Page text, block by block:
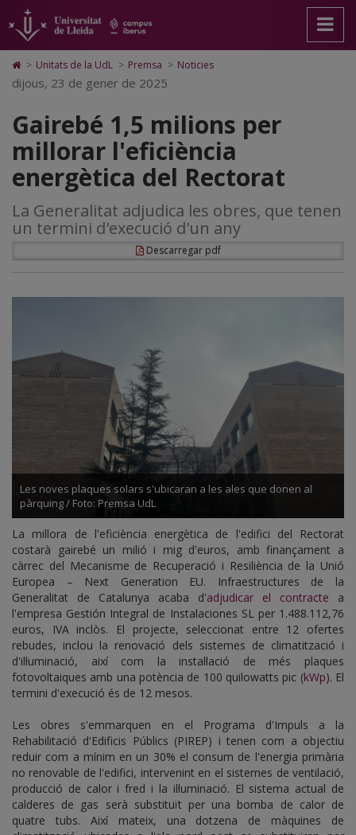
Gairebé
1,5
milions
per
millorar
l'eficiència
energètica
del
Rectorat
pàgina
principal.
Universitat
Lleida
contingut
principal
Mapa
Web.
Universitat
Cerca
Accessibilitat.
Universitat
Lleida
Icono
de
Home
ir
a
la
página
de
inicio
> Unitats de la UdL > Premsa > Noticies
dijous, 23 de gener de 2025
Gairebé 1,5 milions per
millorar l'eficiència
energètica del Rectorat
La Generalitat adjudica les obres, que tenen
un termini d'execució d'un any
Descarregar pdf
Les noves plaques solars s'ubicaran a les ales que donen al
pàrquing / Foto: Premsa UdL
La millora de l'eficiència energètica de l'edifici del Rectorat
costarà gairebé un milió i mig d'euros, amb finançament a
càrrec del Mecanisme de Recuperació i Resiliència de la Unió
Europea – Next Generation EU. Infraestructures de la
Generalitat de Catalunya acaba d'adjudicar el contracte a
l'empresa Gestión Integral de Instalaciones SL per 1.488.112,76
euros, IVA inclòs. El projecte, seleccionat entre 12 ofertes
rebudes, inclou la renovació dels sistemes de climatització i
d'il·luminació, així com la instal·lació de més plaques
fotovoltaiques amb una potència de 100 quilowatts pic (kWp). El
termini d'execució és de 12 mesos.
Les obres s'emmarquen en el Programa d'Impuls a la
Rehabilitació d'Edificis Públics (PIREP) i tenen com a objectiu
reduir com a mínim en un 30% el consum de l'energia primària
no renovable de l'edifici, intervenint en el sistemes de ventilació,
producció de calor i fred i la il·luminació. El sistema actual de
calderes de gas serà substituït per una bomba de calor de
quatre tubs. Així mateix, una dotzena de màquines de